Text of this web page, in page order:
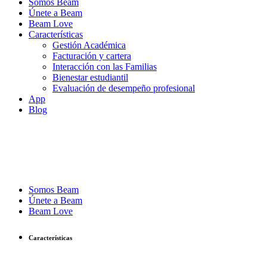
Somos Beam
Únete a Beam
Beam Love
Características
Gestión Académica
Facturación y cartera
Interacción con las Familias
Bienestar estudiantil
Evaluación de desempeño profesional
App
Blog
Somos Beam
Únete a Beam
Beam Love
Características